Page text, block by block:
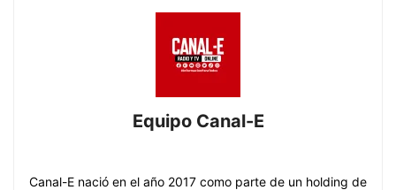
Equipo Canal-E
Canal-E nació en el año 2017 como parte de un holding de